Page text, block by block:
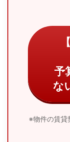
予
な
※物件の賃貸